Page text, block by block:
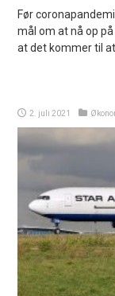
Før
mål om at nå op
at det kommer til
2. juli 2021